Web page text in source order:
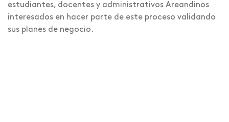
estudiantes, docentes y administrativos Areandinos
interesados en hacer parte de este proceso validando
sus planes de negocio.